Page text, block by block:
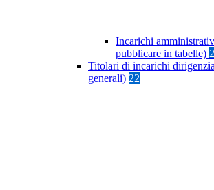
Incarichi
pubblicare in tabelle) 2
Titolari di incarichi
generali) 22